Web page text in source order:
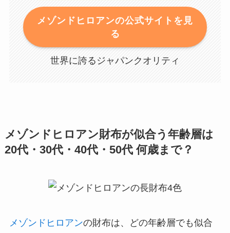
メゾンドヒロアンの公式サイトを見
る
世界に誇るジャパンクオリティ
メゾンドヒロアン財布が似合う年齢層は
20代・30代・40代・50代 何歳まで？
メゾンドヒロアンの財布は、どの年齢層でも似合